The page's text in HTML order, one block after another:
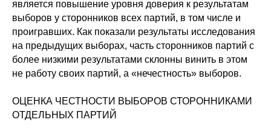
является повышение уровня доверия к результатам
выборов у сторонников всех партий, в том числе и
проигравших. Как показали результаты исследования
на предыдущих выборах, часть сторонников партий с
более низкими результатами склонны винить в этом
не работу своих партий, а «нечестность» выборов.
ОЦЕНКА ЧЕСТНОСТИ ВЫБОРОВ СТОРОННИКАМИ
ОТДЕЛЬНЫХ ПАРТИЙ